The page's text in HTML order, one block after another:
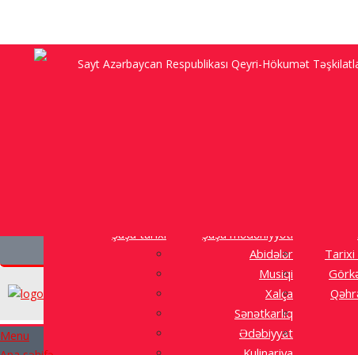
Sayt Azərbaycan Respublikası Qeyri-Hökumət
Şuşa tarixi
Şuşa mədəniyyəti
Abidələr
Musiqi
Xalça
Sənətkarlıq
Ədəbiyyat
Tarixi
Menu